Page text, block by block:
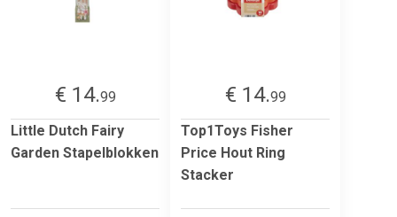
€ 14.99
Little Dutch Fairy
Garden Stapelblokken
€ 14.99
Top1Toys Fisher
Price Hout Ring
Stacker